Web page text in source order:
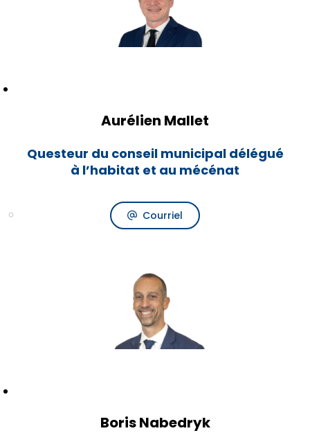
Aurélien Mallet
Questeur du conseil municipal délégué
à l’habitat et au mécénat
Courriel
Boris Nabedryk